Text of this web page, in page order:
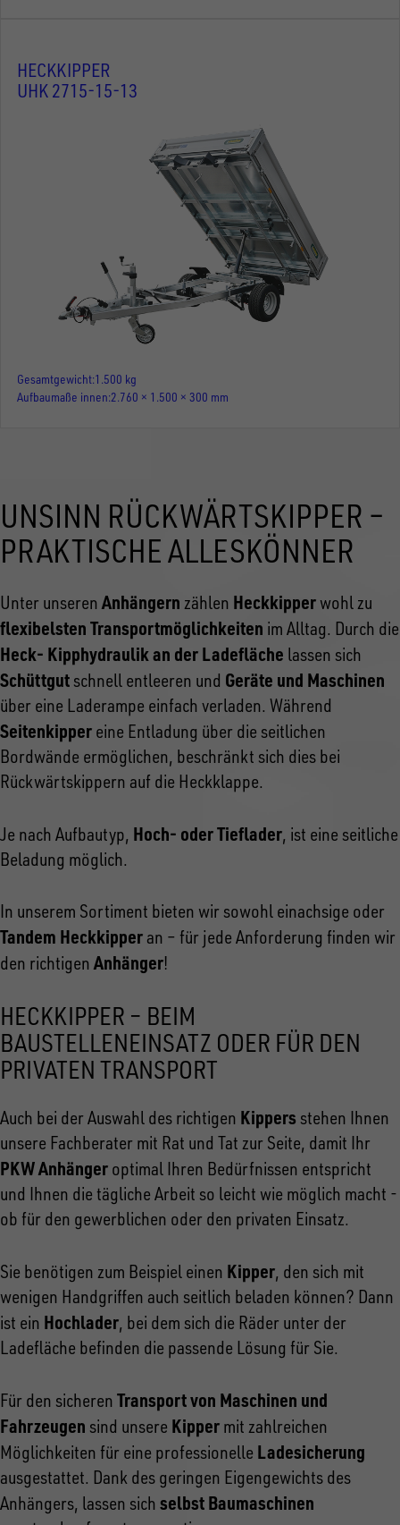
HECKKIPPER
UHK 2715-15-13
Gesamtgewicht 1.500 kg
Aufbaumaße innen 2.760 × 1.500 × 300 mm
UNSINN RÜCKWÄRTSKIPPER –
PRAKTISCHE ALLESKÖNNER
Unter unserenAnhängern zählen Heckkipper wohl zu
flexibelsten Transportmöglichkeiten im Alltag. Durch die
Heck- Kipphydraulik an der Ladefläche lassen sich
Schüttgut schnell entleeren und Geräte und Maschinen
über eine Laderampe einfach verladen. Während
Seitenkipper eine Entladung über die seitlichen
Bordwände ermöglichen, beschränkt sich dies bei
Rückwärtskippern auf die Heckklappe.
Je nach Aufbautyp, Hoch- oder Tieflader, ist eine seitliche
Beladung möglich.
In unserem Sortiment bieten wir sowohl einachsige oder
Tandem Heckkipper an – für jede Anforderung finden wir
den richtigenAnhänger!
HECKKIPPER – BEIM
BAUSTELLENEINSATZ ODER FÜR DEN
PRIVATEN TRANSPORT
Auch bei der Auswahl des richtigen Kippers stehen Ihnen
unsere Fachberater mit Rat und Tat zur Seite, damit Ihr
PKW Anhänger optimal Ihren Bedürfnissen entspricht
und Ihnen die tägliche Arbeit so leicht wie möglich macht -
ob für den gewerblichen oder den privaten Einsatz.
Sie benötigen zum Beispiel einen Kipper, den sich mit
wenigen Handgriffen auch seitlich beladen können? Dann
ist ein Hochlader, bei dem sich die Räder unter der
Ladefläche befinden die passende Lösung für Sie.
Für den sicheren Transport von Maschinen und
Fahrzeugen sind unsere Kipper mit zahlreichen
Möglichkeiten für eine professionelle Ladesicherung
ausgestattet. Dank des geringen Eigengewichts des
Anhängers, lassen sich selbst Baumaschinen